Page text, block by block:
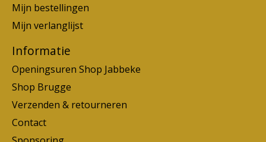
Mijn bestellingen
Mijn verlanglijst
Informatie
Openingsuren Shop Jabbeke
Shop Brugge
Verzenden & retourneren
Contact